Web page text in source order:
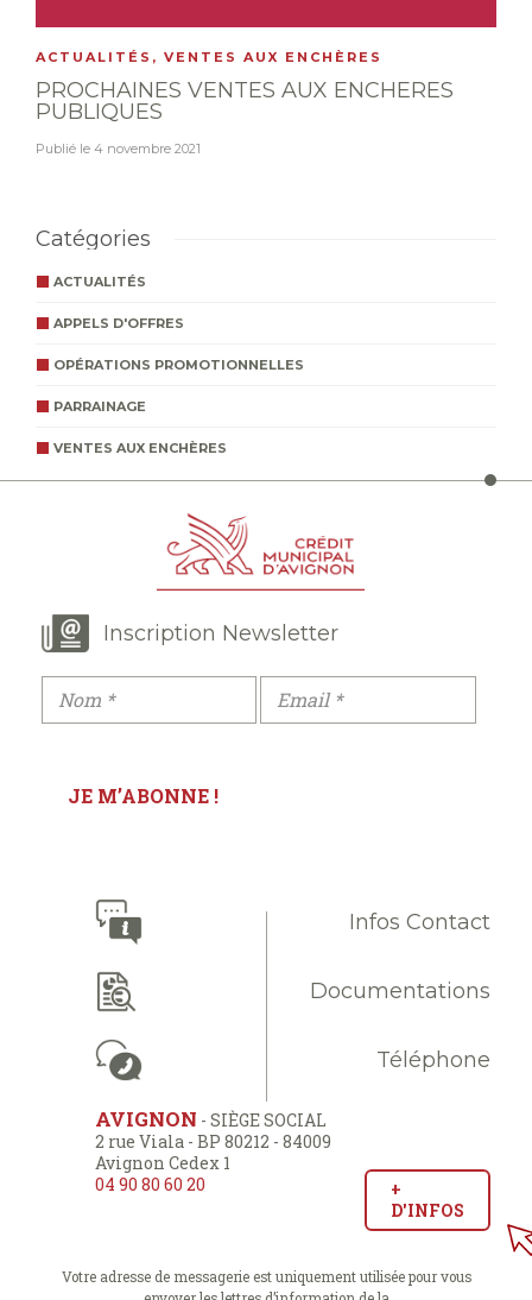
ACTUALITÉS , VENTES AUX ENCHÈRES
PROCHAINES VENTES AUX ENCHERES
PUBLIQUES
Publié le 4 novembre 2021
Catégories
ACTUALITÉS
APPELS D'OFFRES
OPÉRATIONS PROMOTIONNELLES
PARRAINAGE
VENTES AUX ENCHÈRES
Inscription Newsletter
Infos Contact
Documentations
Téléphone
AVIGNON - SIÈGE SOCIAL
2 rue Viala - BP 80212 - 84009
Avignon Cedex 1
04 90 80 60 20
+
D'INFOS
Votre adresse de messagerie est uniquement utilisée pour vous